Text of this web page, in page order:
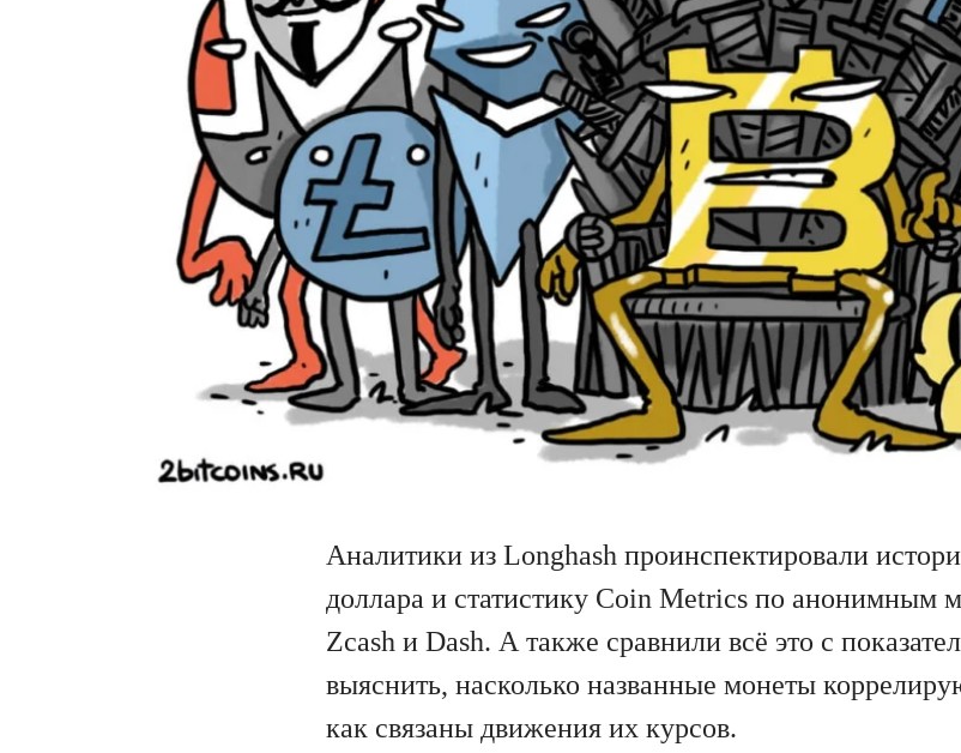
Аналитики из Longhash проинспектировали
доллара и статистику Coin Metrics по анонимным
Zcash и Dash. А также сравнили всё это с
выяснить, насколько названные монеты
как связаны движения их курсов.